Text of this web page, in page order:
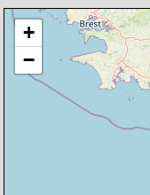
Chargement de la carte en
+
−